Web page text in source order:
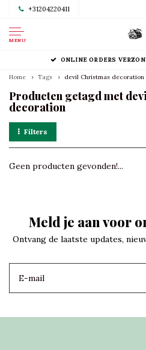
+31204220411
MENU
ONLINE ORDERS
Home Tags devil Christmas decoration
Producten getagd met
decoration
Filters
Geen producten gevonden!...
Meld je aan voor
Ontvang de laatste updates,